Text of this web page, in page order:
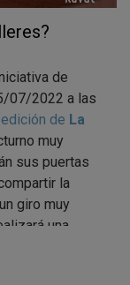
de
07/2022 a las
de La
muy
sus puertas
la
giro muy
una
nuestro